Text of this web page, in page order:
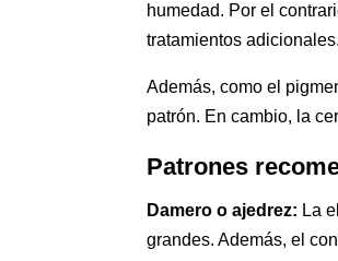
humedad. Por el
tratamientos
Además, como el
patrón. En cambio, la
Patrones
Damero o ajedrez: La
grandes. Además, el